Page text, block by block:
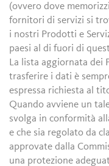
(ovvero dove
fornitori di servizi si
i nostri Prodotti e
paesi al di fuori di
La lista aggiornata dei
trasferire i dati è
espressa richiesta al
Quando avviene un
svolga in conformità
e che sia regolato da
approvate dalla
una protezione